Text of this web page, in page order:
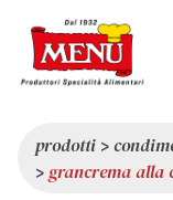
CATALOGO
SERVIZI
ULTIME NOVITÀ
PREMI
CHI SIAMO
QUALITÀ
prodotti >
>grancrema alla